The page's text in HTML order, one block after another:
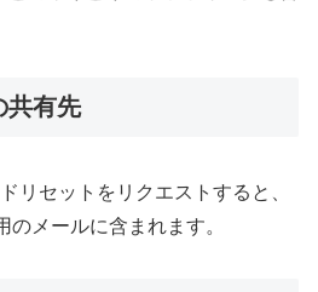
共有先
リセットをリクエストすると、
のメールに含まれます。